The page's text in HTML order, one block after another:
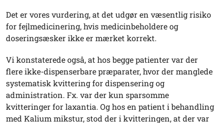
Det er vores vurdering, at det udgør en væsentlig risiko
for fejlmedicinering, hvis medicinbeholdere og
doseringsæsker ikke er mærket korrekt.
Vi konstaterede også, at hos begge patienter var der
flere ikke-dispenserbare præparater, hvor der manglede
systematisk kvittering for dispensering og
administration. Fx. var der kun sparsomme
kvitteringer for laxantia. Og hos en patient i behandling
med Kalium mikstur, stod der i kvitteringen, at der var